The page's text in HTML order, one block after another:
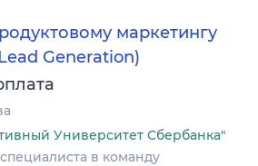
маркетингу
Generation)
Университет Сбербанка"
в команду